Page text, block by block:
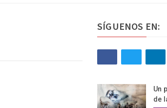
SÍGUENOS EN:
Un
de